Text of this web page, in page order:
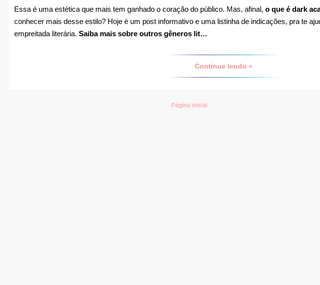
Essa é uma estética que mais tem ganhado o coração do público. Mas, afinal, o que é dark
conhecer mais desse estilo? Hoje é um post informativo e uma listinha de indicações, pra te
empreitada literária. Saiba mais sobre outros gêneros lit…
Continue lendo »
Página inicial